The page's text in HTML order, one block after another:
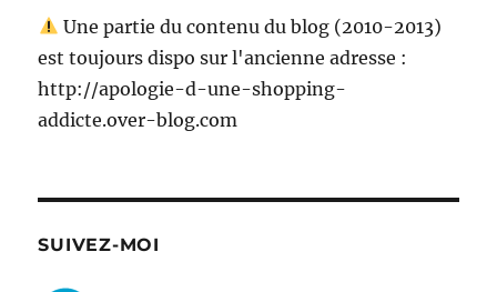
Une partie du contenu du blog (2010-2013)
est toujours dispo sur l'ancienne adresse :
http://apologie-d-une-shopping-
addicte.over-blog.com
SUIVEZ-MOI